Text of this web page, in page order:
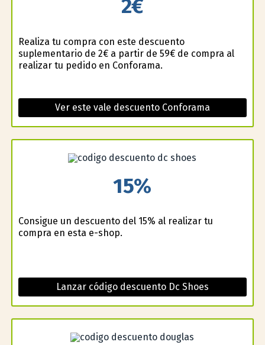
2€
Realiza tu compra con este descuento
suplementario de 2€ a partir de 59€ de compra al
realizar tu pedido en Conforama.
Ver este vale descuento Conforama
15%
Consigue un descuento del 15% al realizar tu
compra en esta e-shop.
Lanzar código descuento Dc Shoes